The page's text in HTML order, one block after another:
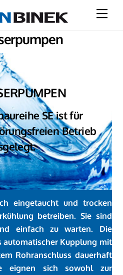
SE ist für
Betrieb
eingetaucht und trocken
betreiben. Sie sind
einfach zu warten. Die
automatischer Kupplung mit
Rohranschluss dauerhaft
eignen sich sowohl zur